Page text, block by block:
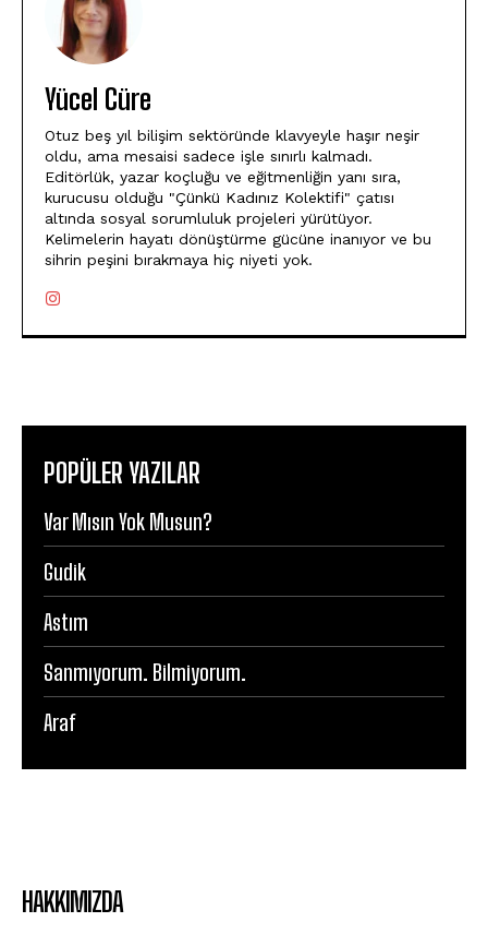
Yücel Cüre
Otuz beş yıl bilişim sektöründe klavyeyle haşır neşir
oldu, ama mesaisi sadece işle sınırlı kalmadı.
Editörlük, yazar koçluğu ve eğitmenliğin yanı sıra,
kurucusu olduğu "Çünkü Kadınız Kolektifi" çatısı
altında sosyal sorumluluk projeleri yürütüyor.
Kelimelerin hayatı dönüştürme gücüne inanıyor ve bu
sihrin peşini bırakmaya hiç niyeti yok.
POPÜLER YAZILAR
Var Mısın Yok Musun?
Gudik
Astım
Sanmıyorum. Bilmiyorum.
Araf
HAKKIMIZDA